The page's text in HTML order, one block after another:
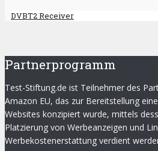
DVBT2 Receiver
Partnerprogramm
Test-Stiftung.de ist Teilnehmer des
Amazon EU, das zur Bereitstellung
Websites konzipiert wurde, mittels
Platzierung von Werbeanzeigen und
Werbekostenerstattung verdient